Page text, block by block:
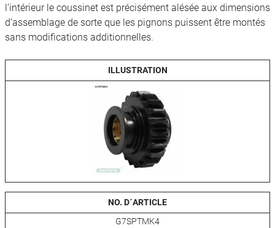
l’intérieur le coussinet est précisément alésée aux dimensions
d’assemblage de sorte que les pignons puissent être montés
sans modifications additionnelles.
ILLUSTRATION
NO. D´ARTICLE
G7SPTMK4